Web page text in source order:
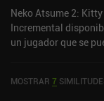
Neko Atsume 2:
Incremental
un jugador que se
octubre de 2024 y
MOSTRAR 7